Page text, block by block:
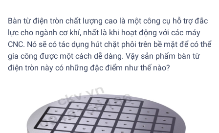
Bàn từ điện tròn chất lượng cao là một công cụ hỗ trợ đắc
lực cho ngành cơ khí, nhất là khi hoạt động với các máy
CNC. Nó sẽ có tác dụng hút chặt phôi trên bề mặt để có thể
gia công được một cách dễ dàng. Vậy sản phẩm bàn từ
điện tròn này có những đặc điểm như thế nào?